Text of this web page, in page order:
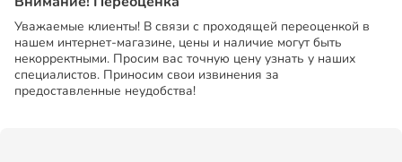
Уважаемые клиенты! В связи с проходящей переоценкой в
нашем интернет-магазине, цены и наличие могут быть
некорректными. Просим вас точную цену узнать у наших
специалистов. Приносим свои извинения за
предоставленные неудобства!